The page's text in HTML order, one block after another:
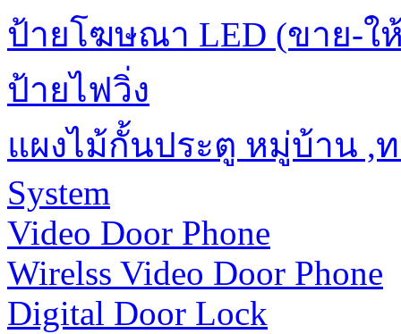
ป้ายโฆษณา LED (ขาย-ใ
ป้ายไฟวิ่ง
แผงไม้กั้นประตู หมู่บ้าน ,ท
System
Video Door Phone
Wirelss Video Door Phone
Digital Door Lock